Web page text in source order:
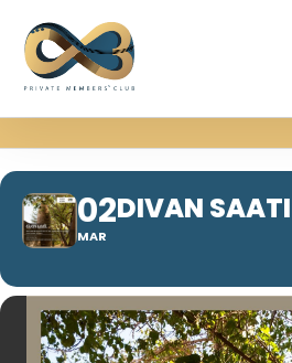
02
MAR
DIVAN SAATI